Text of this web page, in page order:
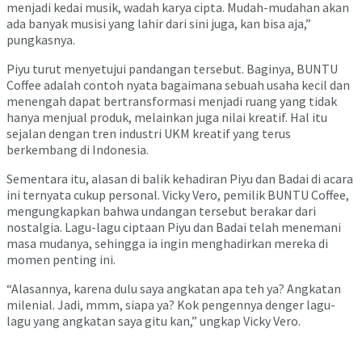
menjadi kedai musik, wadah karya cipta. Mudah-mudahan akan
ada banyak musisi yang lahir dari sini juga, kan bisa aja,”
pungkasnya.
Piyu turut menyetujui pandangan tersebut. Baginya, BUNTU
Coffee adalah contoh nyata bagaimana sebuah usaha kecil dan
menengah dapat bertransformasi menjadi ruang yang tidak
hanya menjual produk, melainkan juga nilai kreatif. Hal itu
sejalan dengan tren industri UKM kreatif yang terus
berkembang di Indonesia.
Sementara itu, alasan di balik kehadiran Piyu dan Badai di acara
ini ternyata cukup personal. Vicky Vero, pemilik BUNTU Coffee,
mengungkapkan bahwa undangan tersebut berakar dari
nostalgia. Lagu-lagu ciptaan Piyu dan Badai telah menemani
masa mudanya, sehingga ia ingin menghadirkan mereka di
momen penting ini.
“Alasannya, karena dulu saya angkatan apa teh ya? Angkatan
milenial. Jadi, mmm, siapa ya? Kok pengennya denger lagu-
lagu yang angkatan saya gitu kan,” ungkap Vicky Vero.